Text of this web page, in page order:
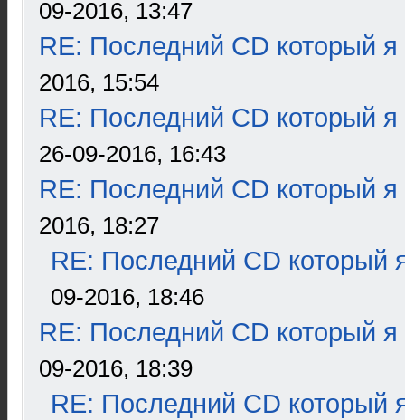
09-2016, 13:47
RE: Последний CD который я
2016, 15:54
RE: Последний CD который я
26-09-2016, 16:43
RE: Последний CD который я
2016, 18:27
RE: Последний CD который
09-2016, 18:46
RE: Последний CD который я
09-2016, 18:39
RE: Последний CD который